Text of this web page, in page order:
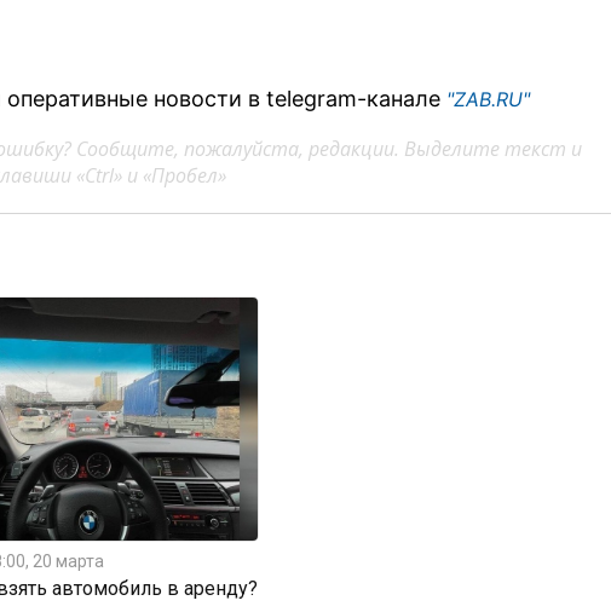
новости в telegram-канале "ZAB.RU"
Сообщите, пожалуйста, редакции. Выделите текст и
«Ctrl» и «Пробел»
20 марта
автомобиль в аренду?